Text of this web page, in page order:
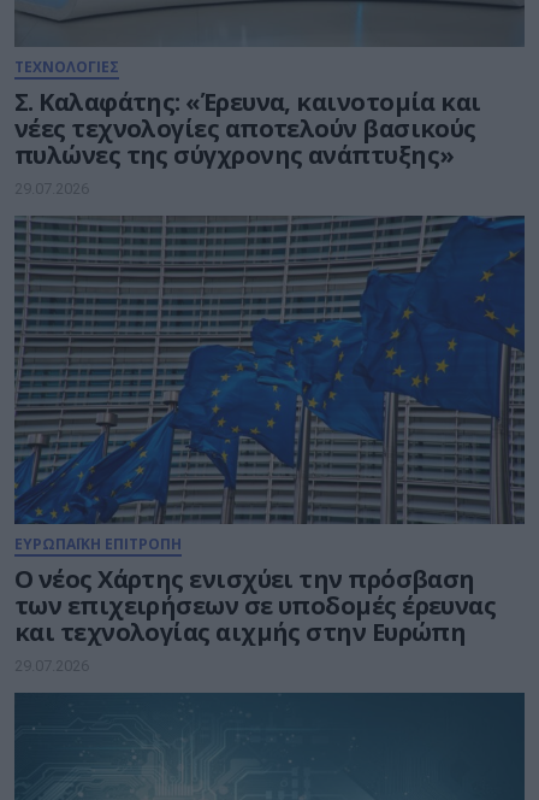
ΤΕΧΝΟΛΟΓΙΕΣ
Σ. Καλαφάτης: «Έρευνα, καινοτομία και
νέες τεχνολογίες αποτελούν βασικούς
πυλώνες της σύγχρονης ανάπτυξης»
29.07.2026
ΕΥΡΩΠΑΪΚΗ ΕΠΙΤΡΟΠΗ
Ο νέος Χάρτης ενισχύει την πρόσβαση
των επιχειρήσεων σε υποδομές έρευνας
και τεχνολογίας αιχμής στην Ευρώπη
29.07.2026